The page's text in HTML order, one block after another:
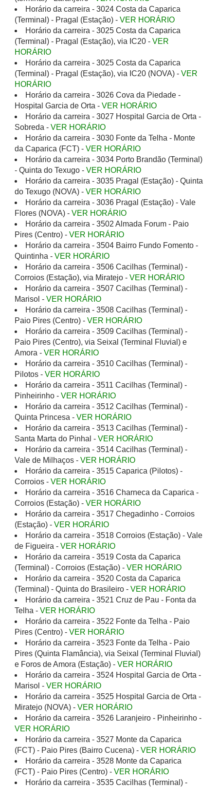
Horário da carreira - 3024 Costa da Caparica
(Terminal) - Pragal (Estação) - VER HORÁRIO
Horário da carreira - 3025 Costa da Caparica
(Terminal) - Pragal (Estação), via IC20 - VER
HORÁRIO
Horário da carreira - 3025 Costa da Caparica
(Terminal) - Pragal (Estação), via IC20 (NOVA) - VER
HORÁRIO
Horário da carreira - 3026 Cova da Piedade -
Hospital Garcia de Orta - VER HORÁRIO
Horário da carreira - 3027 Hospital Garcia de Orta -
Sobreda - VER HORÁRIO
Horário da carreira - 3030 Fonte da Telha - Monte
da Caparica (FCT) - VER HORÁRIO
Horário da carreira - 3034 Porto Brandão (Terminal)
- Quinta do Texugo - VER HORÁRIO
Horário da carreira - 3035 Pragal (Estação) - Quinta
do Texugo (NOVA) - VER HORÁRIO
Horário da carreira - 3036 Pragal (Estação) - Vale
Flores (NOVA) - VER HORÁRIO
Horário da carreira - 3502 Almada Forum - Paio
Pires (Centro) - VER HORÁRIO
Horário da carreira - 3504 Bairro Fundo Fomento -
Quintinha - VER HORÁRIO
Horário da carreira - 3506 Cacilhas (Terminal) -
Corroios (Estação), via Miratejo - VER HORÁRIO
Horário da carreira - 3507 Cacilhas (Terminal) -
Marisol - VER HORÁRIO
Horário da carreira - 3508 Cacilhas (Terminal) -
Paio Pires (Centro) - VER HORÁRIO
Horário da carreira - 3509 Cacilhas (Terminal) -
Paio Pires (Centro), via Seixal (Terminal Fluvial) e
Amora - VER HORÁRIO
Horário da carreira - 3510 Cacilhas (Terminal) -
Pilotos - VER HORÁRIO
Horário da carreira - 3511 Cacilhas (Terminal) -
Pinheirinho - VER HORÁRIO
Horário da carreira - 3512 Cacilhas (Terminal) -
Quinta Princesa - VER HORÁRIO
Horário da carreira - 3513 Cacilhas (Terminal) -
Santa Marta do Pinhal - VER HORÁRIO
Horário da carreira - 3514 Cacilhas (Terminal) -
Vale de Milhaços - VER HORÁRIO
Horário da carreira - 3515 Caparica (Pilotos) -
Corroios - VER HORÁRIO
Horário da carreira - 3516 Charneca da Caparica -
Corroios (Estação) - VER HORÁRIO
Horário da carreira - 3517 Chegadinho - Corroios
(Estação) - VER HORÁRIO
Horário da carreira - 3518 Corroios (Estação) - Vale
de Figueira - VER HORÁRIO
Horário da carreira - 3519 Costa da Caparica
(Terminal) - Corroios (Estação) - VER HORÁRIO
Horário da carreira - 3520 Costa da Caparica
(Terminal) - Quinta do Brasileiro - VER HORÁRIO
Horário da carreira - 3521 Cruz de Pau - Fonta da
Telha - VER HORÁRIO
Horário da carreira - 3522 Fonte da Telha - Paio
Pires (Centro) - VER HORÁRIO
Horário da carreira - 3523 Fonte da Telha - Paio
Pires (Quinta Flamância), via Seixal (Terminal Fluvial)
e Foros de Amora (Estação) - VER HORÁRIO
Horário da carreira - 3524 Hospital Garcia de Orta -
Marisol - VER HORÁRIO
Horário da carreira - 3525 Hospital Garcia de Orta -
Miratejo (NOVA) - VER HORÁRIO
Horário da carreira - 3526 Laranjeiro - Pinheirinho -
VER HORÁRIO
Horário da carreira - 3527 Monte da Caparica
(FCT) - Paio Pires (Bairro Cucena) - VER HORÁRIO
Horário da carreira - 3528 Monte da Caparica
(FCT) - Paio Pires (Centro) - VER HORÁRIO
Horário da carreira - 3535 Cacilhas (Terminal) -